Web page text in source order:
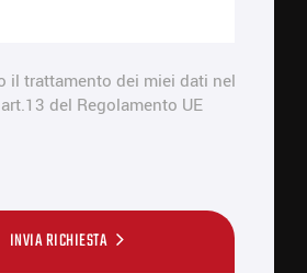
il trattamento dei miei dati nel
del Regolamento UE
INVIA RICHIESTA